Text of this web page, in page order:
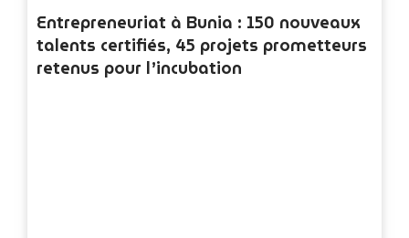
Entrepreneuriat à Bunia : 150 nouveaux
talents certifiés, 45 projets prometteurs
retenus pour l’incubation